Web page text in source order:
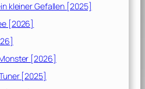
kleiner Gefallen [2025]
[2026]
[2026]
[2025]